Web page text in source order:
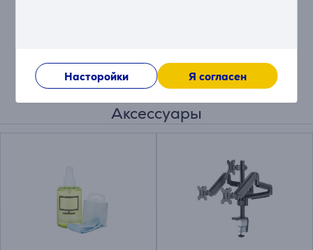
Насторойки Я согласен
Описание
Аксессуары